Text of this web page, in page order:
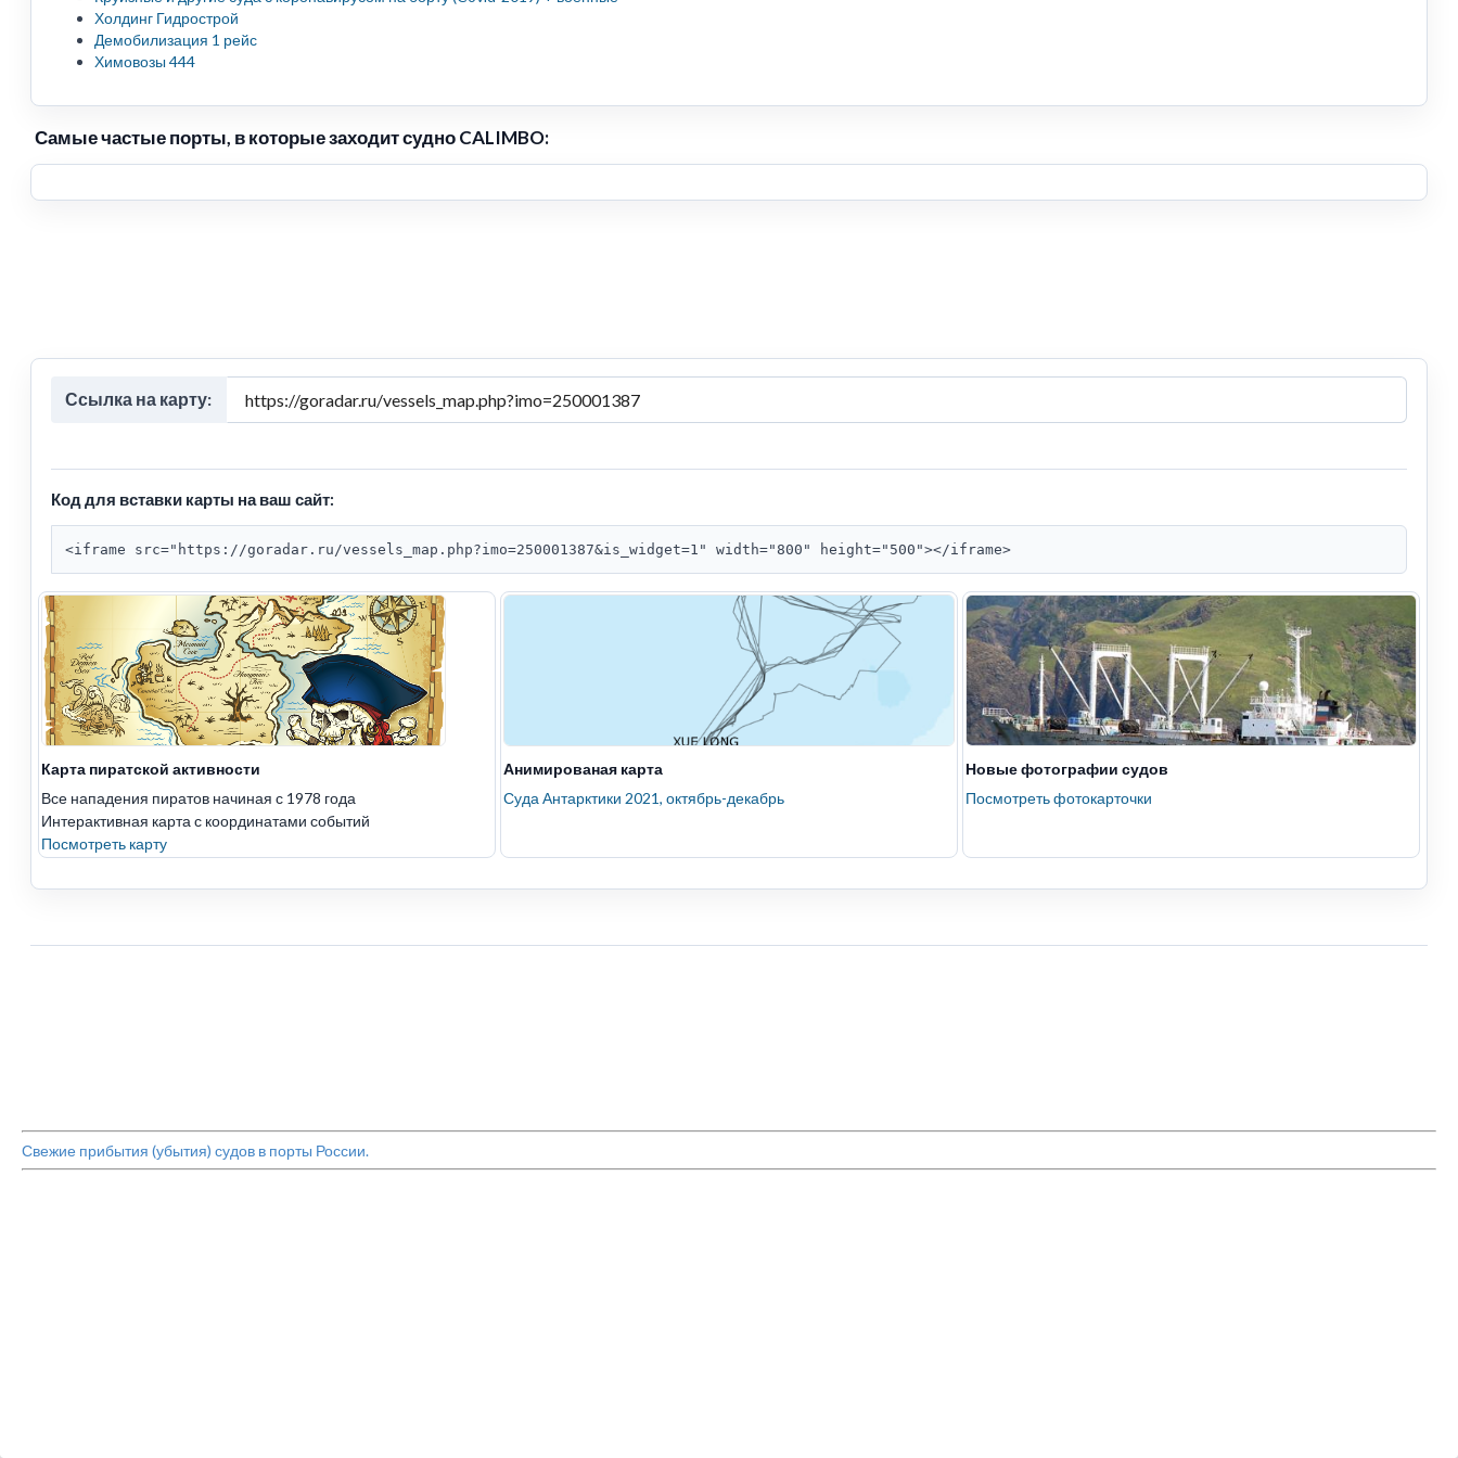
Холдинг Гидрострой
Демобилизация 1 рейс
Химовозы 444
Самые частые порты, в которые заходит судно CALIMBO:
Ссылка на карту:
Код для вставки карты на ваш сайт:
<iframe src="https://goradar.ru/vessels_map.php?imo=250001387&is_widget=1" width="800" height="500"></iframe>
Карта пиратской активности
Все нападения пиратов начиная с 1978 года
Интерактивная карта с координатами событий
Посмотреть карту
Анимированая карта
Суда Антарктики 2021, октябрь-декабрь
Новые фотографии судов
Посмотреть фотокарточки
Свежие прибытия (убытия) судов в порты России.